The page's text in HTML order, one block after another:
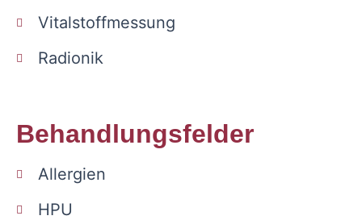
Vitalstoffmessung
Radionik
Behandlungsfelder
Allergien
HPU